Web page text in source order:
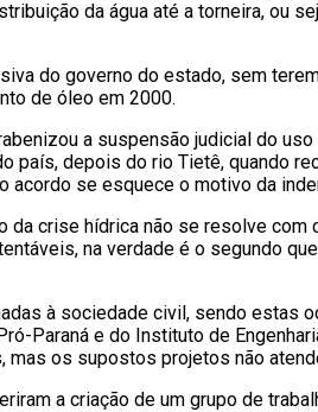
da água até a torneira, ou
do governo do estado, sem
de óleo em 2000.
a suspensão judicial do
país, depois do rio Tietê, quando
acordo se esquece o motivo da
crise hídrica não se resolve com
na verdade é o segundo
à sociedade civil, sendo estas
Paraná e do Instituto de
os supostos projetos não
a criação de um grupo de